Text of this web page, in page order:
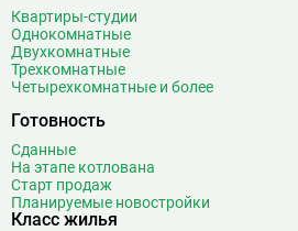
Квартиры-студии
Однокомнатные
Двухкомнатные
Трехкомнатные
Четырехкомнатные и более
Готовность
Сданные
На этапе котлована
Старт продаж
Планируемые новостройки
Класс жилья